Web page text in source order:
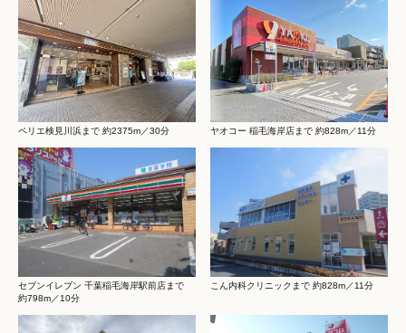
ペリエ検見川浜まで 約2375m／30分 ヤオコー 稲毛海岸店まで 約828m／11分
セブンイレブン 千葉稲毛海岸駅前店まで
約798m／10分
こん内科クリニックまで 約828m／11分